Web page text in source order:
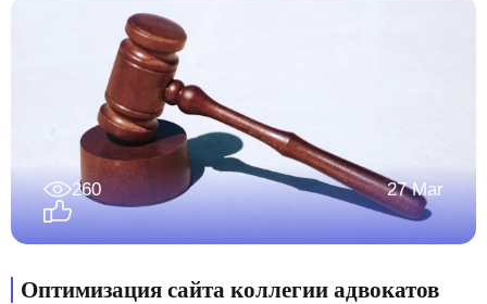
260 27 Mar
Оптимизация сайта коллегии адвокатов